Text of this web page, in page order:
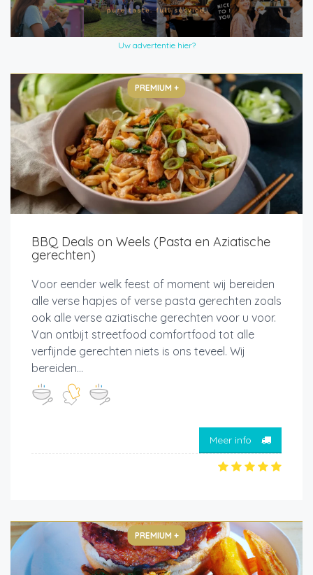
Uw advertentie hier?
PREMIUM +
BBQ Deals on Weels (Pasta en Aziatische
gerechten)
Voor eender welk feest of moment wij bereiden
alle verse hapjes of verse pasta gerechten zoals
ook alle verse aziatische gerechten voor u voor.
Van ontbijt streetfood comfortfood tot alle
verfijnde gerechten niets is ons teveel. Wij
bereiden...
Meer info
PREMIUM +